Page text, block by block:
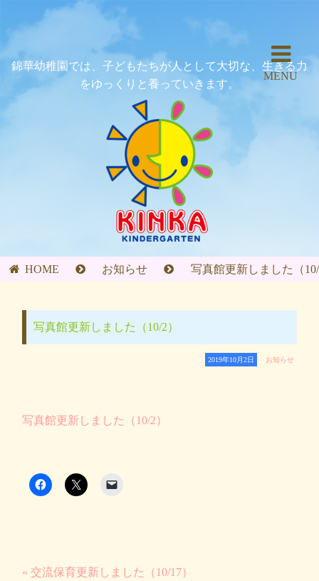
錦華幼稚園では、子どもたちが人として大切な、生きる力
をゆっくりと養っていきます。
MENU
HOME お知らせ 写真館更新しました（
写真館更新しました（10/2）
2019年10月2日 お知らせ
写真館更新しました（10/2）
« 交流保育更新しました（10/17）